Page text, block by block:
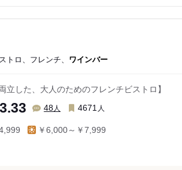
トロ、フレンチ、 ワインバー
立した、大人のためのフレンチビストロ】
3.33 48人 4671 人
￥6,000～￥7,999